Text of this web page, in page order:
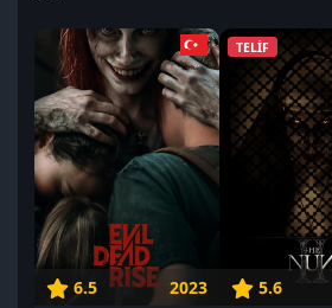
6.5 2023
TELİF
5.6